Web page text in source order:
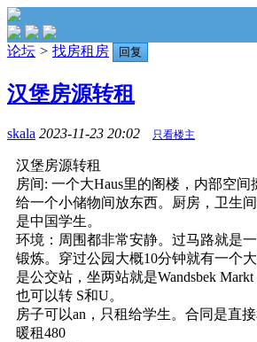
论坛 > 找房租房 回复
汉堡房源转租
skala 2023-11-23 20:02 只看楼主
汉堡房源转租
房间: 一个大Haus里的阁楼，内部空
给一个小储物间放东西。厨房，卫生
是中国学生。
环境：周围都非常安静。过马路就是
锻炼。穿过公园大概10分钟就有一个
是公交站，坐两站就是Wandsbek
也可以转 S和U。
房子可以an，只租给学生。合同是直
暖租480